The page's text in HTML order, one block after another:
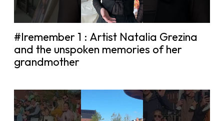
#Iremember 1 : Artist Natalia Grezina
and the unspoken memories of her
grandmother